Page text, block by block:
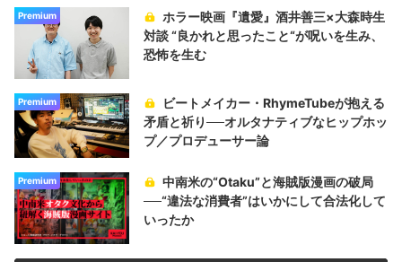
Premium
ホラー映画『遺愛』酒井善三×大森時生
対談 “良かれと思ったこと“が呪いを生み、
恐怖を生む
Premium
ビートメイカー・RhymeTubeが抱える
矛盾と祈り──オルタナティブなヒップホッ
プ／プロデューサー論
Premium
中南米の“Otaku”と海賊版漫画の破局
──“違法な消費者”はいかにして合法化して
いったか